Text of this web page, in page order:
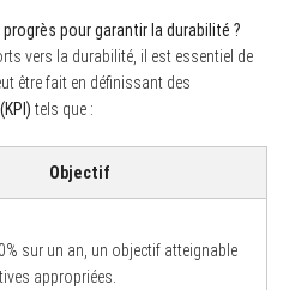
pour garantir la durabilité ?
vers la durabilité, il est essentiel de
être fait en définissant des
tels que :
Objectif
sur un an, un objectif atteignable
appropriées.